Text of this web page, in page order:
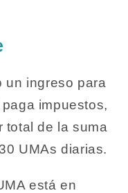
un ingreso para
impuestos,
total de la suma
UMAs diarias.
está en